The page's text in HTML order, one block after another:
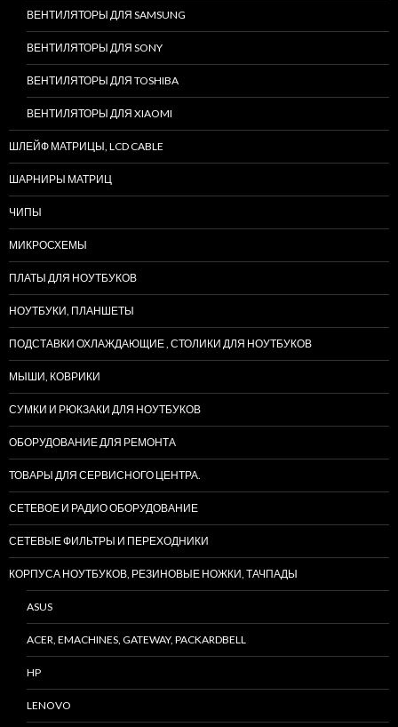
ВЕНТИЛЯТОРЫ ДЛЯ SAMSUNG
ВЕНТИЛЯТОРЫ ДЛЯ SONY
ВЕНТИЛЯТОРЫ ДЛЯ TOSHIBA
ВЕНТИЛЯТОРЫ ДЛЯ XIAOMI
ШЛЕЙФ МАТРИЦЫ, LCD CABLE
ШАРНИРЫ МАТРИЦ
ЧИПЫ
МИКРОСХЕМЫ
ПЛАТЫ ДЛЯ НОУТБУКОВ
НОУТБУКИ, ПЛАНШЕТЫ
ПОДСТАВКИ ОХЛАЖДАЮЩИЕ , СТОЛИКИ ДЛЯ НОУТБУКОВ
МЫШИ, КОВРИКИ
СУМКИ И РЮКЗАКИ ДЛЯ НОУТБУКОВ
ОБОРУДОВАНИЕ ДЛЯ РЕМОНТА
ТОВАРЫ ДЛЯ СЕРВИСНОГО ЦЕНТРА.
СЕТЕВОЕ И РАДИО ОБОРУДОВАНИЕ
СЕТЕВЫЕ ФИЛЬТРЫ И ПЕРЕХОДНИКИ
КОРПУСА НОУТБУКОВ, РЕЗИНОВЫЕ НОЖКИ, ТАЧПАДЫ
ASUS
ACER, EMACHINES, GATEWAY, PACKARDBELL
HP
LENOVO